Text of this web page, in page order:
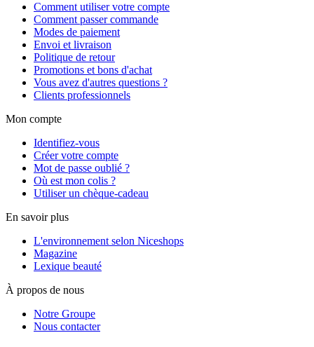
Comment utiliser votre compte
Comment passer commande
Modes de paiement
Envoi et livraison
Politique de retour
Promotions et bons d'achat
Vous avez d'autres questions ?
Clients professionnels
Mon compte
Identifiez-vous
Créer votre compte
Mot de passe oublié ?
Où est mon colis ?
Utiliser un chèque-cadeau
En savoir plus
L'environnement selon Niceshops
Magazine
Lexique beauté
À propos de nous
Notre Groupe
Nous contacter